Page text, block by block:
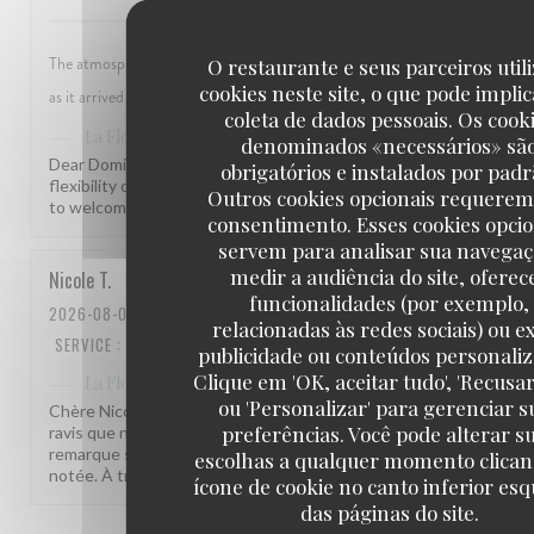
O restaurante e seus parceiros
cookies neste site, o que pode
coleta de dados pessoais. Os
denominados «necessários»
obrigatórios e instalados por
Outros cookies opcionais
consentimento. Esses cookies
servem para analisar sua
medir a audiência do site,
funcionalidades (por exemplo,
relacionadas às redes sociais) ou
publicidade ou conteúdos
Clique em 'OK, aceitar tudo',
ou 'Personalizar' para gerenciar
preferências. Você pode alterar
escolhas a qualquer momento
ícone de cookie no canto inferior
das páginas do site.
The atmosphere was very nice. The food was good but seemed to be
as it arrived very quickly and no modifications were allowed.
has responded to the review
Dear Dominika, thank you for your kind words! We hear you on
flexibility of our menu and are always looking to improve. We
to welcome you back soon! Kind regards, the La Flottille team
Nicole T
2026-08-01
- 14:00 - GUESTS 2
SERVICE : AMBIENCE: 4/5 MENU: 4 /5 QUALITY_PRICE: 3 /5
has responded to the review
Chère Nicole, quel plaisir de recevoir votre retour ! Nous sommes
ravis que notre équipe et notre terrasse vous aient plu. Votre
remarque sur l'emplacement de la table et les quantités est bien
notée. À très bientôt à La Flottille !